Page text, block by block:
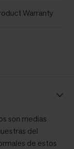
Warranty
son medias
del
de estos